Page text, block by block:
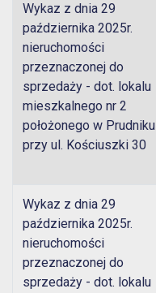
Wykaz z dnia 29
października 2025r.
nieruchomości
przeznaczonej do
sprzedaży - dot. lokalu
mieszkalnego nr 2
położonego w Prudniku
przy ul. Kościuszki 30
Wykaz z dnia 29
października 2025r.
nieruchomości
przeznaczonej do
sprzedaży - dot. lokalu